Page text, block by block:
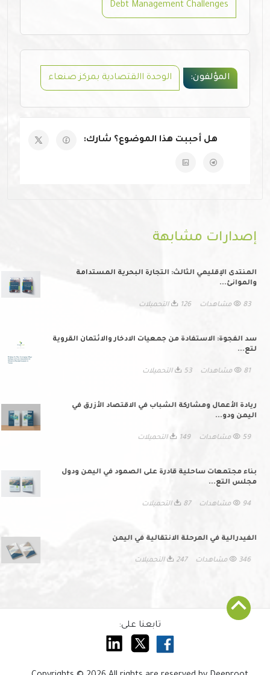
Debt Management Challenges
المؤلفون: الوحدة االقتصادية بمركز صنعاء
هل أحببت هذا الموضوع؟ شارك:
إصدارات مشابهة
المنتدى الإقليمي الثالث: التجارة البحرية المستدامة
والموانئ...
83 مشاهدات 126 التحميلات
سد الفجوة: الاستفادة من جمعيات الادخار والائتمان القروية
لتع...
81 مشاهدات 53 التحميلات
ريادة الأعمال ومشاركة الشباب في الاقتصاد الأزرق في
اليمن ودو...
59 مشاهدات 149 التحميلات
بناء مجتمعات ساحلية قادرة على الصمود في اليمن ودول
مجلس التع...
94 مشاهدات 87 التحميلات
الفيدرالية في المرحلة الانتقالية في اليمن
346 مشاهدات 247 التحميلات
تابعنا على: